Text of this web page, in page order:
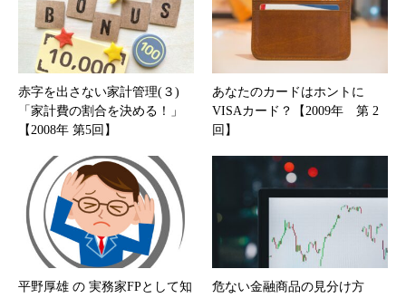
赤字を出さない家計管理(３)
「家計費の割合を決める！」
【2008年 第5回】
あなたのカードはホントに
VISAカード？【2009年 第 2
回】
平野厚雄 の 実務家FPとして知
危ない金融商品の見分け方